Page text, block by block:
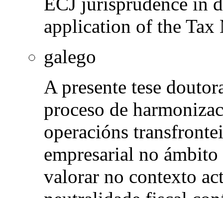
application of the
galego
A presente tese
proceso de
operacións
empresarial no
valorar no contexto